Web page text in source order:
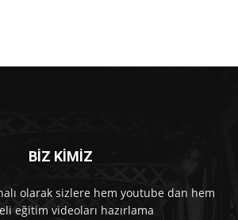
BİZ KİMİZ
olarak sizlere hem youtube dan hem
eğitim videoları hazırlama